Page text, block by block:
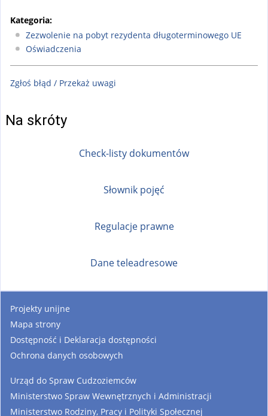
Kategoria:
Zezwolenie na pobyt rezydenta długoterminowego UE
Oświadczenia
Zgłoś błąd / Przekaż uwagi
Na skróty
Check-listy dokumentów
Słownik pojęć
Regulacje prawne
Dane teleadresowe
Projekty unijne
Mapa strony
Dostępność i Deklaracja dostępności
Ochrona danych osobowych
Urząd do Spraw Cudzoziemców
Ministerstwo Spraw Wewnętrznych i Administracji
Ministerstwo Rodziny, Pracy i Polityki Społecznej